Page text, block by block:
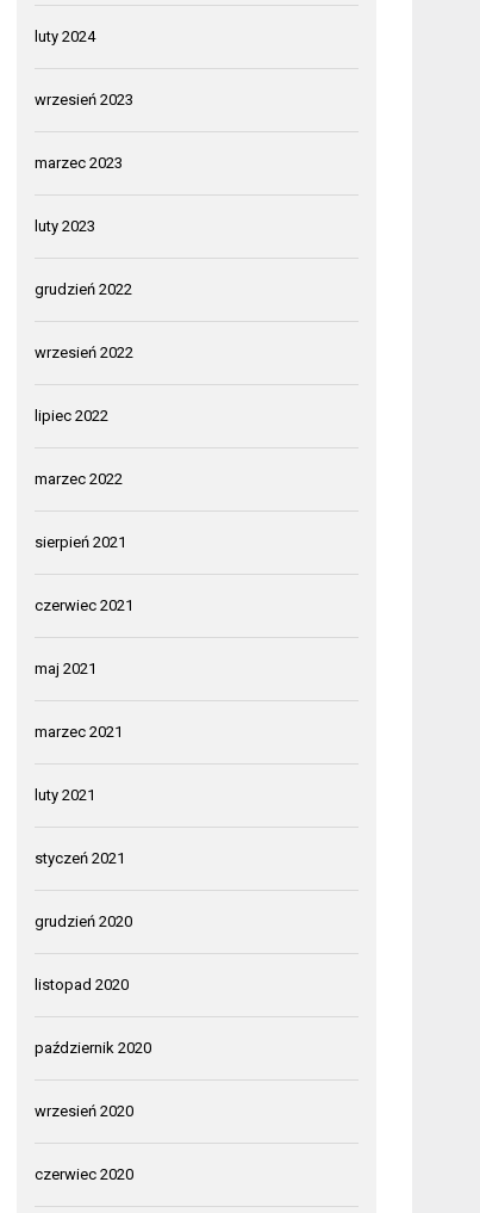
luty 2024
wrzesień 2023
marzec 2023
luty 2023
grudzień 2022
wrzesień 2022
lipiec 2022
marzec 2022
sierpień 2021
czerwiec 2021
maj 2021
marzec 2021
luty 2021
styczeń 2021
grudzień 2020
listopad 2020
październik 2020
wrzesień 2020
czerwiec 2020